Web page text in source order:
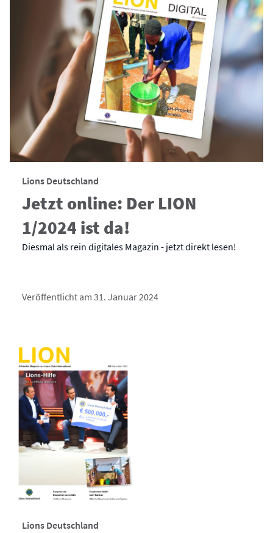
Lions Deutschland
Jetzt online: Der LION
1/2024 ist da!
Diesmal als rein digitales Magazin - jetzt direkt lesen!
Veröffentlicht am 31. Januar 2024
Lions Deutschland